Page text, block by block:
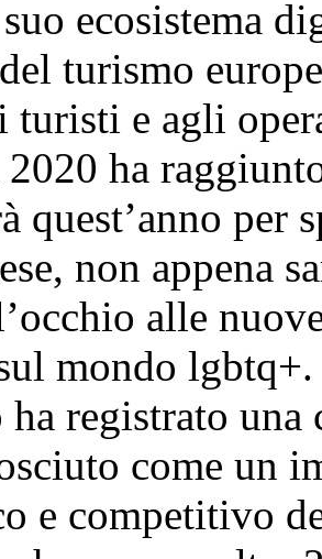
ecosistema
turismo
turisti e agli
ha
quest’anno per
non appena
alle
mondo
ha registrato una
come un
e competitivo